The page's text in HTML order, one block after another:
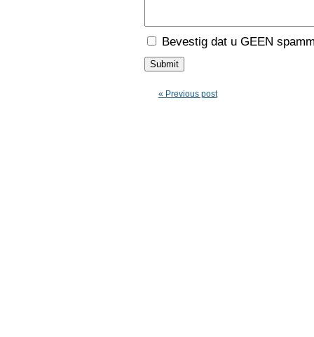
Bevestig dat u GEEN
« Previous post